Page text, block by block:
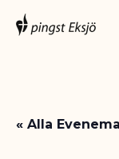
Hoppa
« Alla